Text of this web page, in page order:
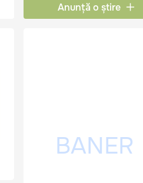
Anunță o știre